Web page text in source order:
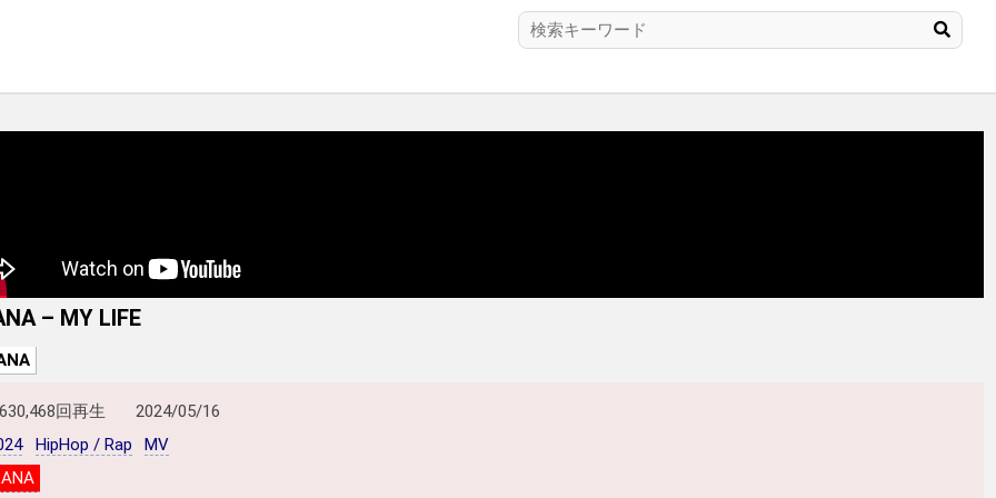
– MY LIFE
回再生
2024/05/16
HipHop / Rap
MV